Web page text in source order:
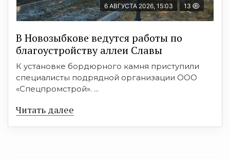
6 АВГУСТА 2026, 15:03 13
В Новозыбкове ведутся работы по
благоустройству аллеи Славы
К установке бордюрного камня приступили
специалисты подрядной организации ООО
«Спецпромстрой». ...
Читать далее